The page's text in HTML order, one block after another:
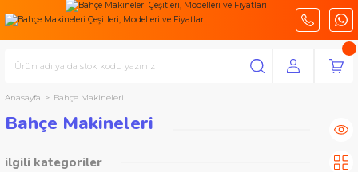
Anasayfa Bahçe Makineleri
Bahçe Makineleri
ilgili kategoriler